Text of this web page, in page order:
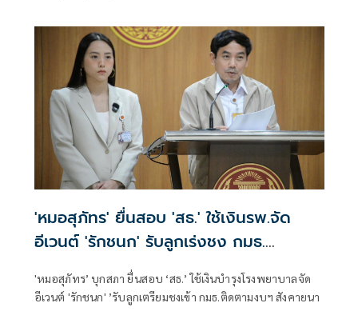
'หมอสุภัทร' ยื่นสอบ 'สธ.' ใช้เงินรพ.จัด
อีเวนต์ 'รักชนก' รับลูกเร่งชง กมธ.
'หมอสุภัทร’ บุกสภา ยื่นสอบ ‘สธ.’ ใช้เงินบำรุงโรงพยาบาลจัด
อีเวนต์ 'รักชนก' ’รับลูกเตรียมชงเข้า กมธ.ติดตามงบฯ สังคายนา